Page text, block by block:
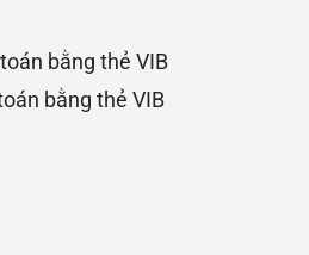
bằng thẻ VIB
bằng thẻ VIB